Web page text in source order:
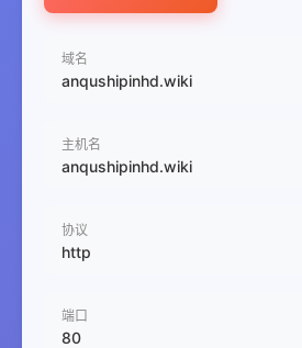
域名
anqushipinhd.wiki
主机名
anqushipinhd.wiki
协议
http
端口
80